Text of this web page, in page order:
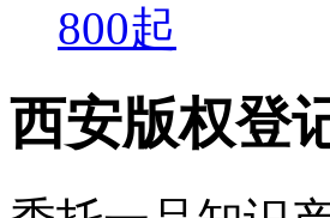
800起
西安版权登